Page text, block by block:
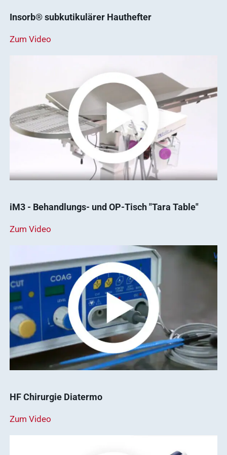
Häufige
Suchanfragen
Service
Ergebnisse
anzeigen
Ergebnisse
anzeigen
Insorb® subkutikulärer Hauthefter
Zum Video
iM3 - Behandlungs- und OP-Tisch "Tara Table"
Zum Video
HF Chirurgie Diatermo
Zum Video